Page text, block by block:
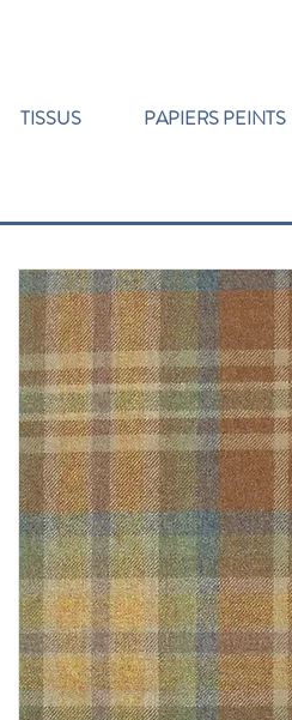
TISSUS PAPIERS PEINTS